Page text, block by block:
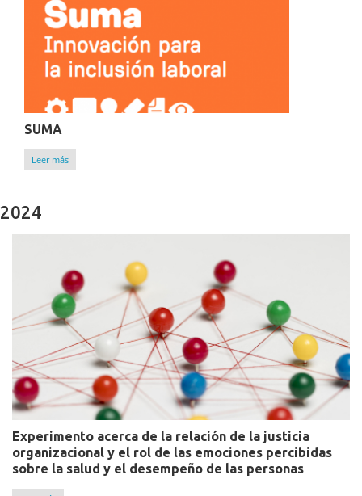
SUMA
Leer más
2024
Experimento acerca de la relación de la justicia
organizacional y el rol de las emociones percibidas
sobre la salud y el desempeño de las personas